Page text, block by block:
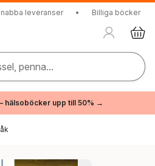
leveranser • Billiga böcker
penna...
hälsoböcker upp till 50% →